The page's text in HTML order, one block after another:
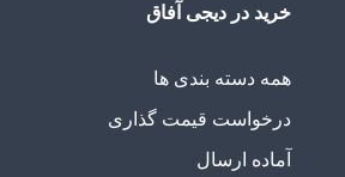
خرید در دیجی آفاق
همه دسته بندی ها
درخواست قیمت گذاری
آماده ارسال